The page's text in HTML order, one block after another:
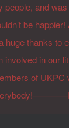
people, and
be
huge thanks to
involved in our
of UKPC